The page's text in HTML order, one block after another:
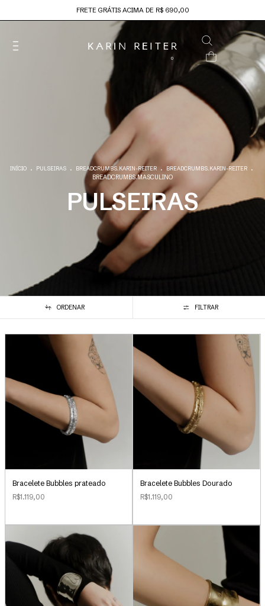
FRETE GRÁTIS ACIMA DE R$ 690,00
0
INÍCIO . PULSEIRAS . BREADCRUMBS.KARIN-REITER . BREADCRUMBS.KARIN-REITER .
BREADCRUMBS.MASCULINO
PULSEIRAS
ORDENAR FILTRAR
Bracelete Bubbles prateado
R$1.119,00
Bracelete Bubbles Dourado
R$1.119,00